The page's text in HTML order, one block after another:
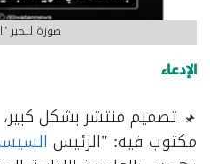
صورة للخبر
الإدعاء
تصميم منتشر بشكل
مكتوب فيه: "الرئيس